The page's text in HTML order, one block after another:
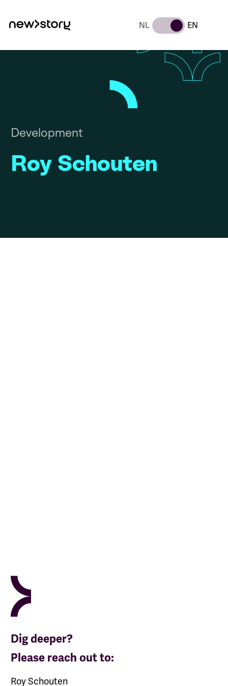
NL EN
Development
Roy Schouten
Dig deeper?
Please reach out to:
Roy Schouten